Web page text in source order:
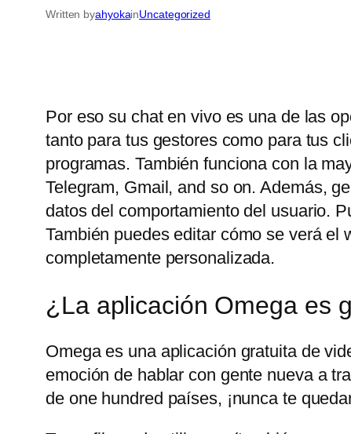
Written byahyokainUncategorized
Por eso su chat en vivo es una de las
tanto para tus gestores como para tus
programas. También funciona con la
Telegram, Gmail, and so on. Además,
datos del comportamiento del usuario.
También puedes editar cómo se verá
completamente personalizada.
¿La aplicación Omega es
Omega es una aplicación gratuita de
emoción de hablar con gente nueva a
de one hundred países, ¡nunca te